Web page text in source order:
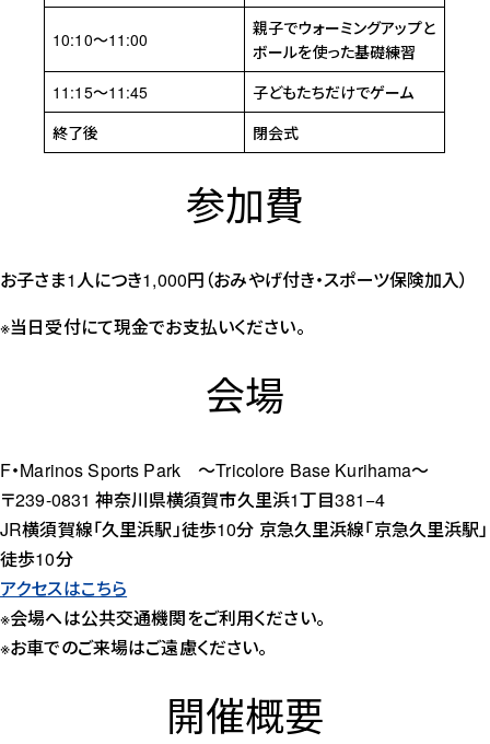
10:10～11:00
親子でウォーミングアップと
ボールを使った基礎練習
11:15～11:45
子どもたちだけでゲーム
終了後
閉会式
参加費
お子さま1人につき1,000円（おみやげ付き・スポーツ保険加入）
※当日受付にて現金でお支払いください。
会場
F・Marinos Sports Park ～Tricolore Base Kurihama～
〒239-0831 神奈川県横須賀市久里浜1丁目381−4
JR横須賀線「久里浜駅」徒歩10分 京急久里浜線「京急久里浜駅」
徒歩10分
アクセスはこちら
※会場へは公共交通機関をご利用ください。
※お車でのご来場はご遠慮ください。
開催概要